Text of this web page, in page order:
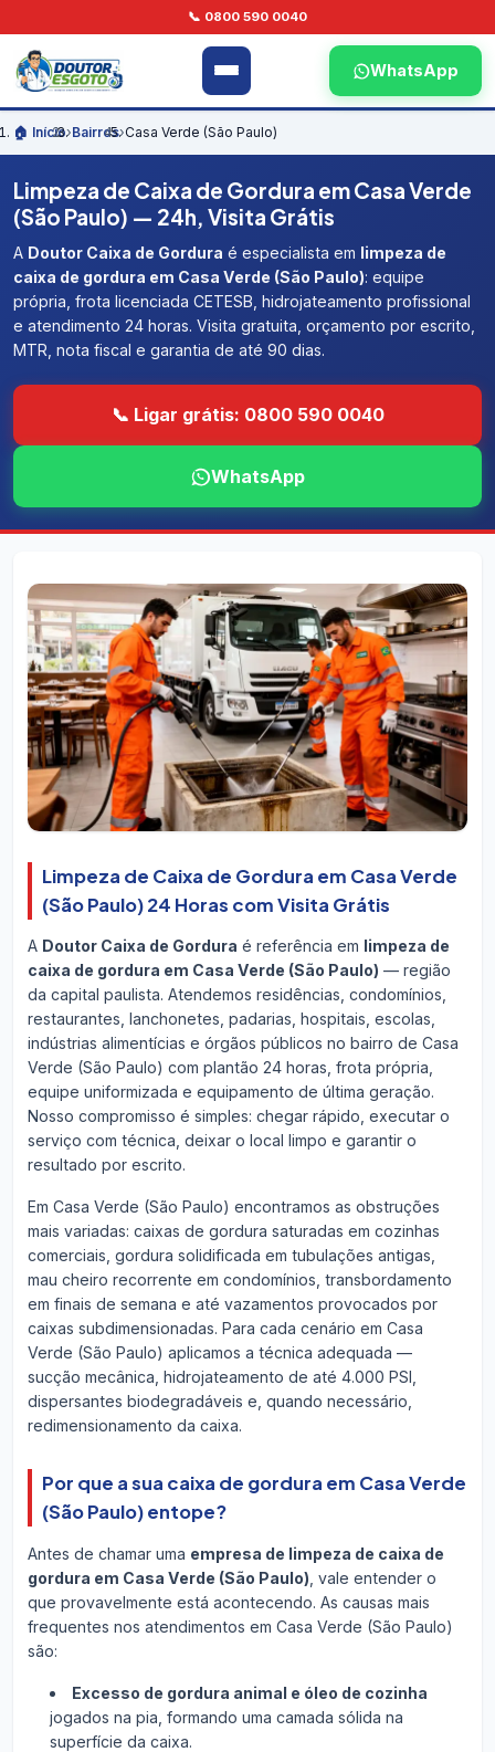
📞 0800 590 0040
WhatsApp
🏠 Início›Bairros›Casa Verde (São Paulo)
Limpeza de Caixa de Gordura em Casa Verde
(São Paulo) — 24h, Visita Grátis
A Doutor Caixa de Gordura é especialista em limpeza de
caixa de gordura em Casa Verde (São Paulo): equipe
própria, frota licenciada CETESB, hidrojateamento profissional
e atendimento 24 horas. Visita gratuita, orçamento por escrito,
MTR, nota fiscal e garantia de até 90 dias.
📞 Ligar grátis: 0800 590 0040
WhatsApp
Limpeza de Caixa de Gordura em Casa Verde
(São Paulo) 24 Horas com Visita Grátis
A Doutor Caixa de Gordura é referência em limpeza de
caixa de gordura em Casa Verde (São Paulo) — região
da capital paulista. Atendemos residências, condomínios,
restaurantes, lanchonetes, padarias, hospitais, escolas,
indústrias alimentícias e órgãos públicos no bairro de Casa
Verde (São Paulo) com plantão 24 horas, frota própria,
equipe uniformizada e equipamento de última geração.
Nosso compromisso é simples: chegar rápido, executar o
serviço com técnica, deixar o local limpo e garantir o
resultado por escrito.
Em Casa Verde (São Paulo) encontramos as obstruções
mais variadas: caixas de gordura saturadas em cozinhas
comerciais, gordura solidificada em tubulações antigas,
mau cheiro recorrente em condomínios, transbordamento
em finais de semana e até vazamentos provocados por
caixas subdimensionadas. Para cada cenário em Casa
Verde (São Paulo) aplicamos a técnica adequada —
sucção mecânica, hidrojateamento de até 4.000 PSI,
dispersantes biodegradáveis e, quando necessário,
redimensionamento da caixa.
Por que a sua caixa de gordura em Casa Verde
(São Paulo) entope?
Antes de chamar uma empresa de limpeza de caixa de
gordura em Casa Verde (São Paulo) , vale entender o
que provavelmente está acontecendo. As causas mais
frequentes nos atendimentos em Casa Verde (São Paulo)
são:
Excesso de gordura animal e óleo de cozinha
jogados na pia, formando uma camada sólida na
superfície da caixa.